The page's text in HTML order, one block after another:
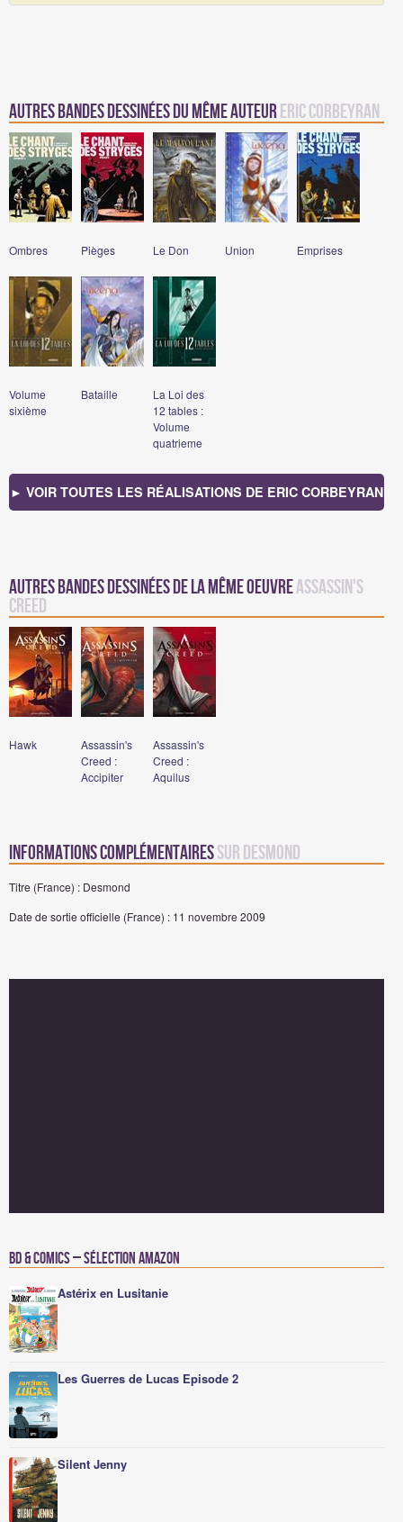
Autres Bandes Dessinées du même auteur Eric Corbeyran
Ombres Pièges Le Don Union Emprises
Volume
sixième
Bataille
La Loi des
12 tables :
Volume
quatrieme
► VOIR TOUTES LES RÉALISATIONS DE ERIC CORBEYRAN
Autres bandes dessinées de la même oeuvreAssassin's
Creed
Hawk
Assassin's
Creed :
Accipiter
Assassin's
Creed :
Aquilus
Informations complémentairessur Desmond
Titre (France) : Desmond
Date de sortie officielle (France) : 11 novembre 2009
BD & Comics – Sélection Amazon
Astérix en Lusitanie
Les Guerres de Lucas Episode 2
Silent Jenny